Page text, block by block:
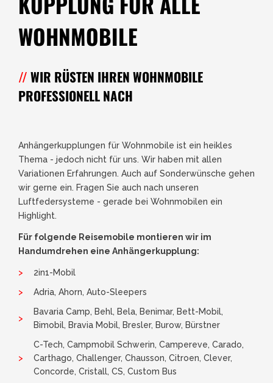
WOHNMOBILE
WIR RÜSTEN IHREN WOHNMOBILE
PROFESSIONELL NACH
Anhängerkupplungen für Wohnmobile ist ein heikles
Thema - jedoch nicht für uns. Wir haben mit allen
Variationen Erfahrungen. Auch auf Sonderwünsche gehen
wir gerne ein. Fragen Sie auch nach unseren
Luftfedersysteme - gerade bei Wohnmobilen ein
Highlight.
Für folgende Reisemobile montieren wir im
Handumdrehen eine Anhängerkupplung:
2in1-Mobil
Adria, Ahorn, Auto-Sleepers
Bavaria Camp, Behl, Bela, Benimar, Bett-Mobil,
Bimobil, Bravia Mobil, Bresler, Burow, Bürstner
C-Tech, Campmobil Schwerin, Campereve, Carado,
Carthago, Challenger, Chausson, Citroen, Clever,
Concorde, Cristall, CS, Custom Bus